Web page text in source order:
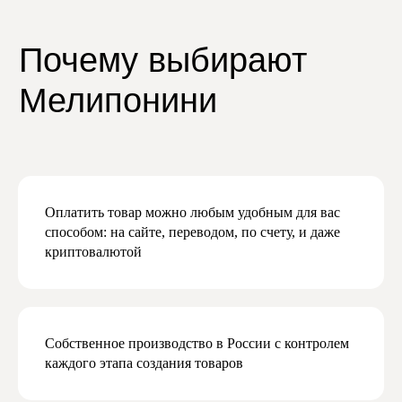
Оплатить товар можно любым удобным для вас
способом: на сайте, переводом, по счету, и даже
криптовалютой
Собственное производство в России с контролем
каждого этапа создания товаров
о скидках и новинках
Даю согласие на обработку персональных
Подписаться